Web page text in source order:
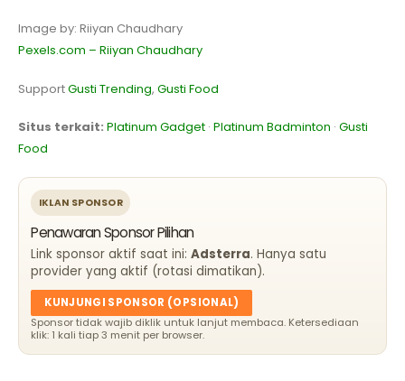
Image by: Riiyan Chaudhary
Pexels.com – Riiyan Chaudhary
SupportGusti Trending, Gusti Food
Situs terkait: Platinum Gadget · Platinum Badminton · Gusti
Food
IKLAN SPONSOR
Penawaran Sponsor Pilihan
Link sponsor aktif saat ini:Adsterra. Hanya satu
provider yang aktif (rotasi dimatikan).
KUNJUNGI SPONSOR (OPSIONAL)
Sponsor tidak wajib diklik untuk lanjut membaca. Ketersediaan
klik: 1 kali tiap 3 menit per browser.